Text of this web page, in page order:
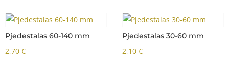
Pjedestalas 60-140 mm
2,70 €
Pjedestalas 30-60 mm
2,10 €